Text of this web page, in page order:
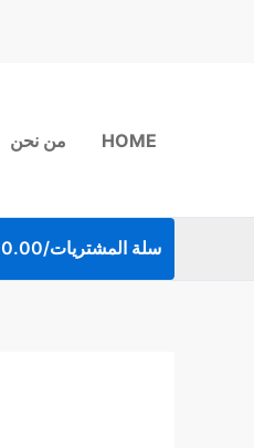
HOME من نحن
سلة المشتريات/0.00